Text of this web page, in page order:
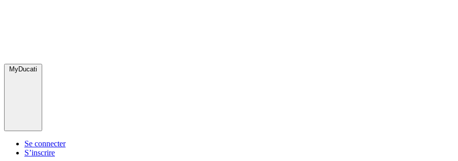
MyDucati
Se connecter
S’inscrire